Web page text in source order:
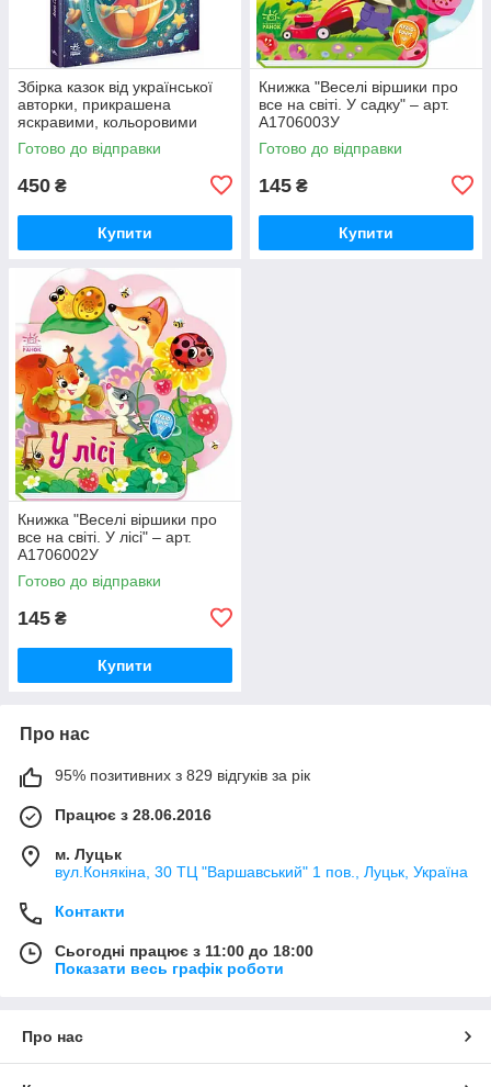
Збірка казок від української
авторки, прикрашена
яскравими, кольоровими
ілюстраціями. Книжка містить
казки, які рекомендовано чит
Готово до відправки
450 ₴
Купити
Книжка "Веселі віршики про
все на світі. У садку" – арт.
А1706003У
Готово до відправки
145 ₴
Купити
Книжка "Веселі віршики про
все на світі. У лісі" – арт.
А1706002У
Готово до відправки
145 ₴
Купити
Про нас
95% позитивних з 829 відгуків за рік
Працює з 28.06.2016
м. Луцьк
вул.Конякіна, 30 ТЦ "Варшавський" 1 пов., Луцьк, Україна
Контакти
Сьогодні працює з 11:00 до 18:00
Показати весь графік роботи
Про нас